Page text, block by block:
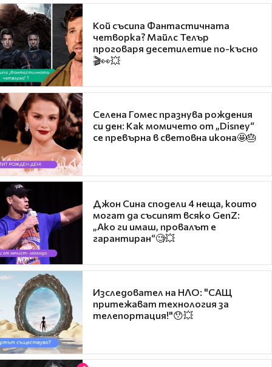
Кой съсипа Фантастичната
четворка? Майлс Телър
проговаря десетилетие по-късно
🎬👀💥
Селена Гомес празнува рождения
си ден: Как момичето от „Disney“
се превърна в световна икона🤩🎂
Джон Сина сподели 4 неща, които
могат да съсипят всяко GenZ:
„Ако ги имаш, провалът е
гарантиран“🧐💥
Изследовател на НЛО: "САЩ
притежават технология за
телепортация!"😯💥